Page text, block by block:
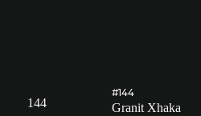
144
#144
Granit Xhaka